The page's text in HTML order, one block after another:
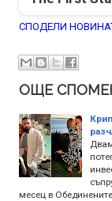
СПОДЕЛИ
ОЩЕ
месец в